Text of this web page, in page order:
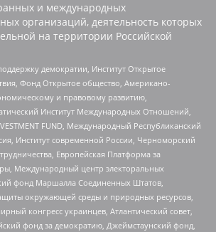
и международных
организаций, деятельность которых
на территории Российской
демократии, Институт Открытое
Фонд Открытое общество, Американо-
и правовому развитию,
Институт Международных Отношений,
FUND, Международный Республиканский
Институт современной России, Черноморский
Европейская Платформа за
Международный центр электоральных
фонд Маршалла Соединенных Штатов,
окружающей среды и природных ресурсов,
конгресс украинцев, Атлантический совет,
фонд за демократию, Джеймстаунский фонд,